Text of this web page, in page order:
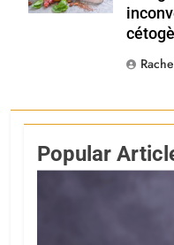
Popular